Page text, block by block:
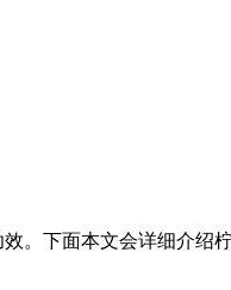
。下面本文会详细介绍